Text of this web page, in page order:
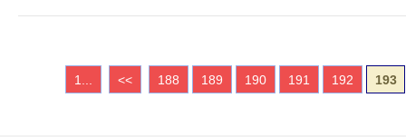
1... << 188 189 190 191 192 193